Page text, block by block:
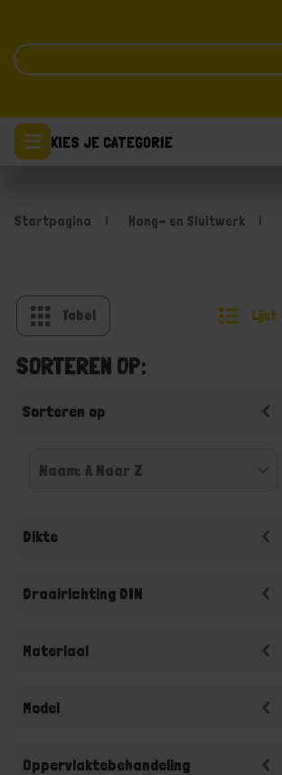
KIES JE CATEGORIE
Startpagina Hang- en Sluitwerk
Tabel Lijst
SORTEREN OP:
Sorteren op
Dikte
Draairichting DIN
Materiaal
Model
Oppervlaktebehandeling